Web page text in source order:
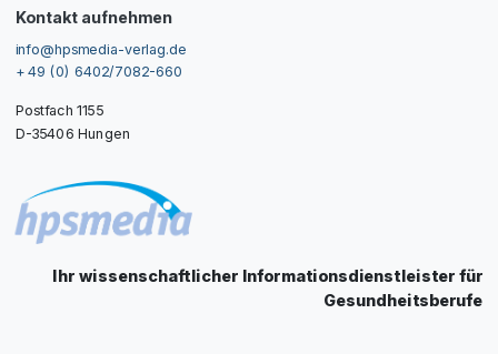
Kontakt aufnehmen
info@hpsmedia-verlag.de
+ 49 (0) 6402/7082-660
Postfach 1155
D-35406 Hungen
Ihr wissenschaftlicher Informationsdienstleister für
Gesundheitsberufe